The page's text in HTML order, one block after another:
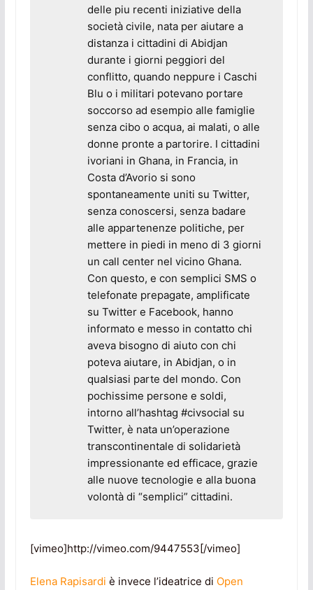
delle piu recenti iniziative della
società civile, nata per aiutare a
distanza i cittadini di Abidjan
durante i giorni peggiori del
conflitto, quando neppure i Caschi
Blu o i militari potevano portare
soccorso ad esempio alle famiglie
senza cibo o acqua, ai malati, o alle
donne pronte a partorire. I cittadini
ivoriani in Ghana, in Francia, in
Costa d’Avorio si sono
spontaneamente uniti su Twitter,
senza conoscersi, senza badare
alle appartenenze politiche, per
mettere in piedi in meno di 3 giorni
un call center nel vicino Ghana.
Con questo, e con semplici SMS o
telefonate prepagate, amplificate
su Twitter e Facebook, hanno
informato e messo in contatto chi
aveva bisogno di aiuto con chi
poteva aiutare, in Abidjan, o in
qualsiasi parte del mondo. Con
pochissime persone e soldi,
intorno all’hashtag #civsocial su
Twitter, è nata un’operazione
transcontinentale di solidarietà
impressionante ed efficace, grazie
alle nuove tecnologie e alla buona
volontà di “semplici” cittadini.
[vimeo]http://vimeo.com/9447553[/vimeo]
Elena Rapisardi è invece l’ideatrice di Open